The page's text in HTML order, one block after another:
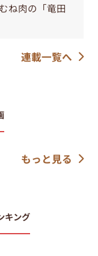
ね肉の「竜田
連載一覧へ
もっと見る
キング